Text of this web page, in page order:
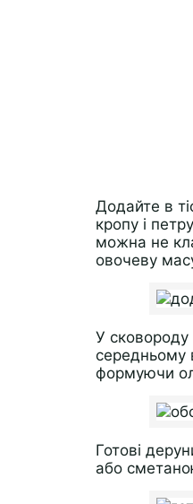
Додайте в
кропу і
можна не
овочеву
У сковороду
середньому
формуючи
Готові
або